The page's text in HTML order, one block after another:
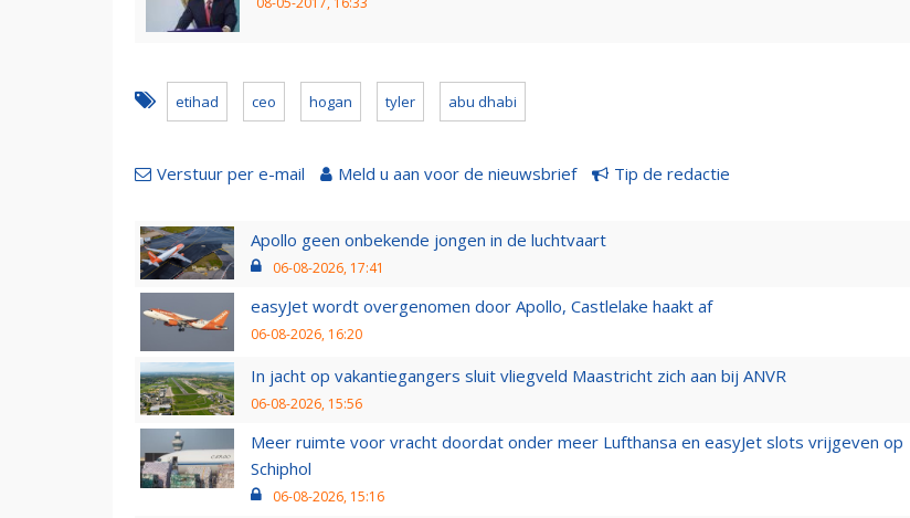
etihad ceo hogan tyler abu dhabi
Verstuur per e-mail Meld u aan voor de nieuwsbrief Tip de redactie
Apollo geen onbekende jongen in de luchtvaart
06-08-2026, 17:41
easyJet wordt overgenomen door Apollo, Castlelake haakt af
06-08-2026, 16:20
In jacht op vakantiegangers sluit vliegveld Maastricht zich aan bij ANVR
06-08-2026, 15:56
Meer ruimte voor vracht doordat onder meer Lufthansa en easyJet slots vrijgeven op
Schiphol
06-08-2026, 15:16